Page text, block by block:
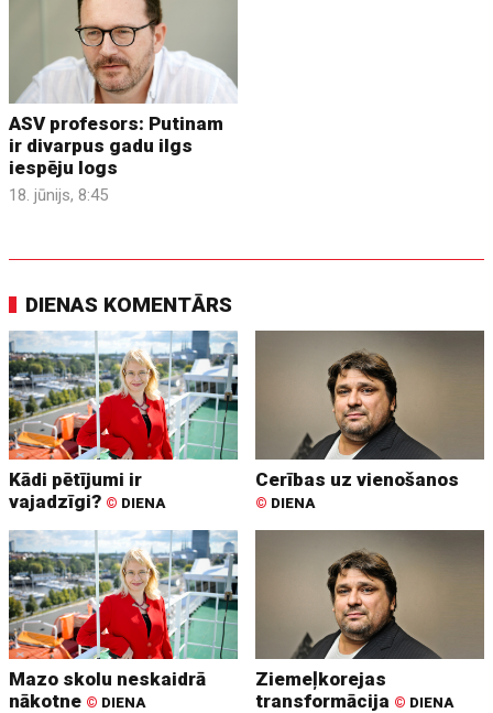
ASV profesors: Putinam
ir divarpus gadu ilgs
iespēju logs
18. jūnijs, 8:45
DIENAS KOMENTĀRS
Kādi pētījumi ir
vajadzīgi? © DIENA
Cerības uz vienošanos
© DIENA
Mazo skolu neskaidrā
nākotne © DIENA
Ziemeļkorejas
transformācija © DIENA